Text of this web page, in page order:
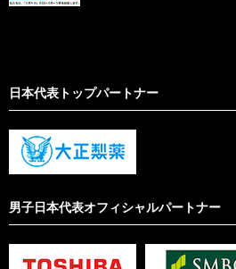
日本代表トップパートナー
男子日本代表オフィシャルパートナー